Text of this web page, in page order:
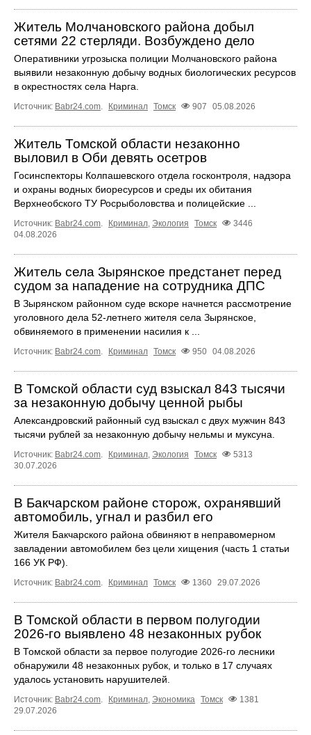
Житель Молчановского района добыл
сетями 22 стерляди. Возбуждено дело
Оперативники угрозыска полиции Молчановского района
выявили незаконную добычу водных биологических ресурсов
в окрестностях села Нарга.
Источник: Babr24.com Криминал Томск 907 05.08.2026
Житель Томской области незаконно
выловил в Оби девять осетров
Госинспекторы Колпашевского отдела госконтроля, надзора
и охраны водных биоресурсов и среды их обитания
Верхнеобского ТУ Росрыболовства и полицейские ...
Источник: Babr24.com. Криминал, Экология Томск
3446
04.08.2026
Житель села Зырянское предстанет перед
судом за нападение на сотрудника ДПС
В Зырянском районном суде вскоре начнется рассмотрение
уголовного дела 52-летнего жителя села Зырянское,
обвиняемого в применении насилия к ...
Источник: Babr24.com. Криминал Томск 950 04.08.2026
В Томской области суд взыскал 843 тысячи
за незаконную добычу ценной рыбы
Александровский районный суд взыскал с двух мужчин 843
тысячи рублей за незаконную добычу нельмы и муксуна.
Источник: Babr24.com. Криминал, Экология Томск
5313
30.07.2026
В Бакчарском районе сторож, охранявший
автомобиль, угнал и разбил его
Жителя Бакчарского района обвиняют в неправомерном
завладении автомобилем без цели хищения (часть 1 статьи
166 УК РФ).
Источник: Babr24.com. Криминал Томск 1360 29.07.2026
В Томской области в первом полугодии
2026-го выявлено 48 незаконных рубок
В Томской области за первое полугодие 2026-го лесники
обнаружили 48 незаконных рубок, и только в 17 случаях
удалось установить нарушителей.
Источник: Babr24.com. Криминал, Экономика Томск
1381
29.07.2026